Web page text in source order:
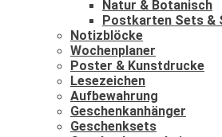
Natur & Botanisch
Postkarten Sets &
Notizblöcke
Wochenplaner
Poster & Kunstdrucke
Lesezeichen
Aufbewahrung
Geschenkanhänger
Geschenksets